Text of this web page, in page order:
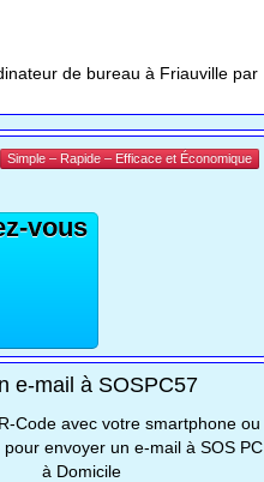
de bureau à Friauville par
Simple – Rapide – Efficace et Économique
vous
e-mail à SOSPC57
Code avec votre smartphone ou
envoyer un e-mail à SOS PC
à Domicile